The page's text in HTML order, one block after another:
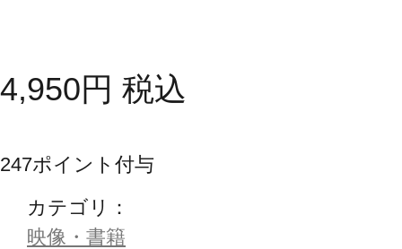
4,950円 税込
247ポイント付与
カテゴリ：
映像・書籍